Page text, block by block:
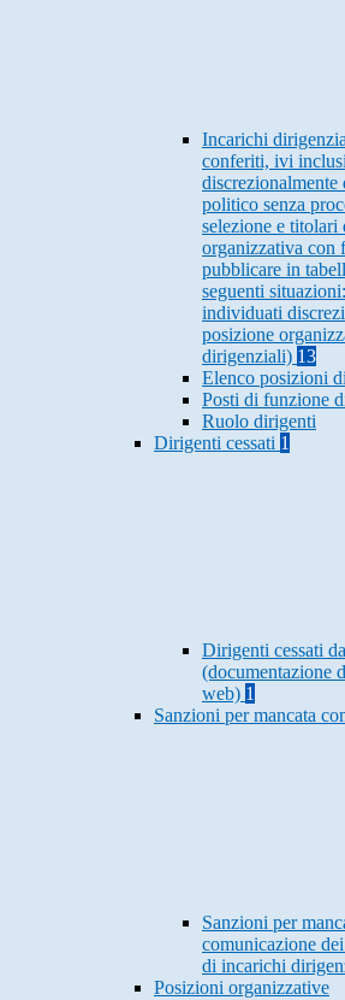
Incarichi
conferiti, ivi
politico senza
selezione e titolari
organizzativa con
pubblicare in
seguenti
individuati
posizione
dirigenziali) 13
Elenco posizioni
Posti di funzione
Ruolo dirigenti
Dirigenti cessati 1
Dirigenti cessati
(documentazione
web) 1
Sanzioni per mancata
Sanzioni per
comunicazione
di incarichi
Posizioni organizzative